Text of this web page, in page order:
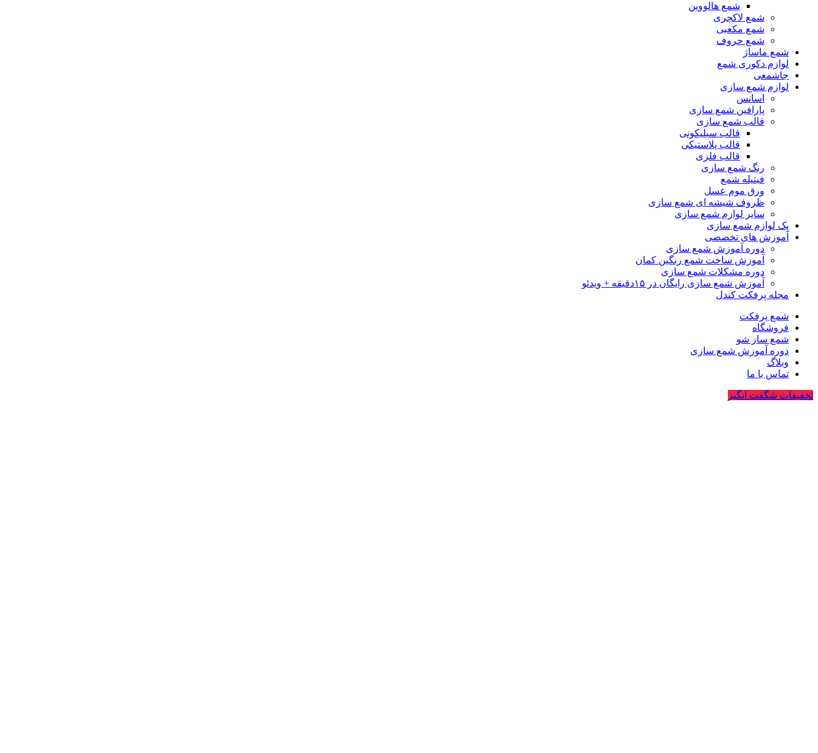
شمع هالووین
شمع لاکچری
شمع مکعبی
شمع حروف
شمع ماساژ
لوازم دکوری شمع
جاشمعی
لوازم شمع سازی
اسانس
پارافین شمع سازی
قالب شمع سازی
قالب سیلیکونی
قالب پلاستیکی
قالب فلزی
رنگ شمع سازی
فیتیله شمع
ورق موم عسل
ظروف شیشه ای شمع سازی
سایر لوازم شمع سازی
پک لوازم شمع سازی
آموزش های تخصصی
دوره آموزش شمع سازی
آموزش ساخت شمع رنگین کمان
دوره مشکلات شمع سازی
آموزش شمع سازی رایگان در ۱۵دقیقه + ویدئو
مجله پرفکت کندل
شمع پرفکت
فروشگاه
شمع ساز شو
دوره آموزش شمع سازی
وبلاگ
تماس با ما
تخفیفات شگفت انگیز